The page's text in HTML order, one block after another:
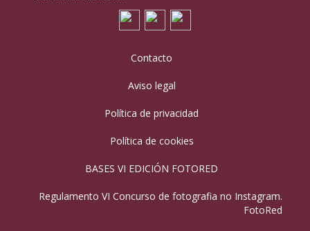
Contacto
Aviso legal
Política de privacidad
Política de cookies
BASES VI EDICIÓN FOTORED
Regulamento VI Concurso de fotografia no Instagram.
FotoRed